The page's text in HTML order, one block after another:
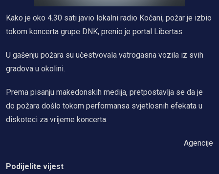
Kako je oko 4.30 sati javio lokalni radio Kočani, požar je izbio
tokom koncerta grupe DNK, prenio je portal Libertas.
U gašenju požara su učestvovala vatrogasna vozila iz svih
gradova u okolini.
Prema pisanju makedonskih medija, pretpostavlja se da je
do požara došlo tokom performansa svjetlosnih efekata u
diskoteci za vrijeme koncerta.
Agencije
Podijelite vijest